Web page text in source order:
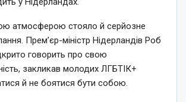
атмосферою стояло й серйозне
Прем’єр-міністр Нідерландів Роб
говорить про свою
закликав молодих ЛГБТІК+
й не боятися бути собою.